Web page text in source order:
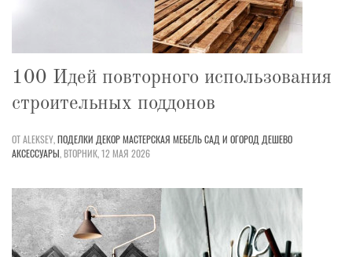
100 Идей повторного использования
строительных поддонов
ОТ ALEKSEY,ПОДЕЛКИ ДЕКОРМАСТЕРСКАЯ МЕБЕЛЬСАД И ОГОРОД ДЕШЕВО
АКСЕССУАРЫ,ВТОРНИК, 12 МАЯ 2026